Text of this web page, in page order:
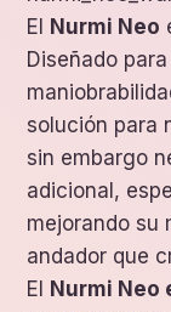
El Nurmi Neo
Diseñado
solución para
sin embargo
adicional,
mejorando su
andador que
El
Nurmi Neo